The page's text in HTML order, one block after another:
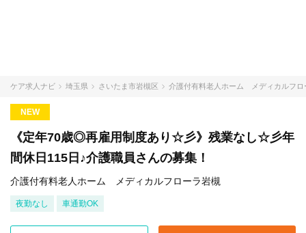
ケア求人ナビ 埼玉県 さいたま市岩槻区 介護付有料老人ホーム メディカルフロ
NEW
《定年70歳◎再雇用制度あり☆彡》残業なし☆彡年
間休日115日♪介護職員さんの募集！
介護付有料老人ホーム メディカルフローラ岩槻
夜勤なし 車通勤OK